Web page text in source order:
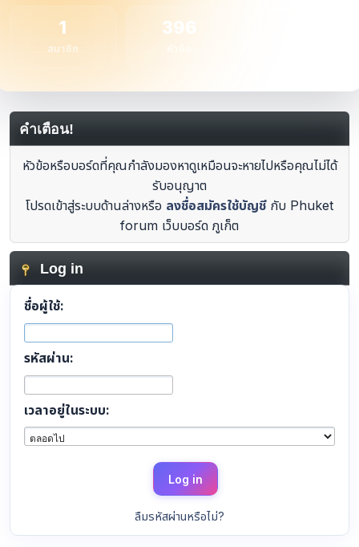
1
สมาชิก
396
คำเตือน!
หัวข้อหรือบอร์ดที่คุณกำลังมองหาดูเหมือนจะหายไปหรือคุณไม่ได้
รับอนุญาต
โปรดเข้าสู่ระบบด้านล่างหรือ ลงชื่อสมัครใช้บัญชีกับ Phuket
forum เว็บบอร์ด ภูเก็ต
Log in
ชื่อผู้ใช้:
รหัสผ่าน:
เวลาอยู่ในระบบ:
ลืมรหัสผ่านหรือไม่?